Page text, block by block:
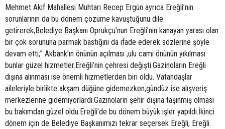
Mehmet Akif Mahallesi Muhtarı Recep Ergün ayrıca Ereğli’nin
sorunlarının da bu dönem çözüme kavuştuğunu dile
getirerek,Belediye Başkanı Oprukçu’nun Ereğli’nin kanayan yarası olan
bir çok sorununa parmak bastığını da ifade ederek sözlerine şöyle
devam etti;” Akbank’ın önünün açılması ,ulu cami önünün yıkılması
bunlar güzel hizmetler.Ereğli’nin çehresi değişti.Gazinoların Ereğli
dışına alınması ise önemli hizmetlerden biri oldu. Vatandaşlar
aileleriyle birlikte akşam düğüne gidemezken,gündüz ise alışveriş
merkezlerine gidemiyorlardı.Gazinoların şehir dışına taşınmış olması
bu bakımdan güzel oldu.Ereğli’de bu dönem büyük işler yapıldı.İkinci
dönem için de Belediye Başkanımızı tekrar seçersek Ereğli, Ereğli